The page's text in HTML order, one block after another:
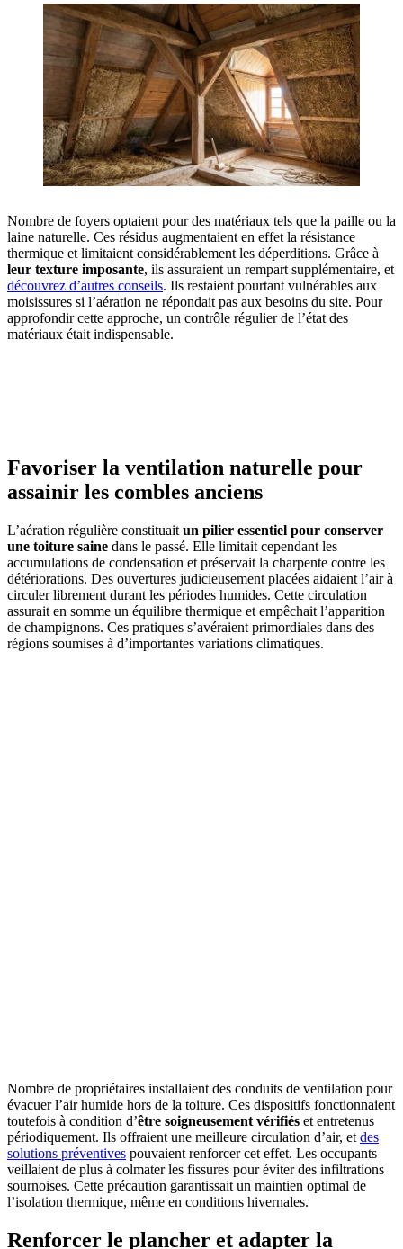
Nombre de foyers optaient pour des matériaux tels que la paille ou la
laine naturelle. Ces résidus augmentaient en effet la résistance
thermique et limitaient considérablement les déperditions. Grâce à
leur texture imposante, ils assuraient un rempart supplémentaire, et
découvrez d’autres conseils. Ils restaient pourtant vulnérables aux
moisissures si l’aération ne répondait pas aux besoins du site. Pour
approfondir cette approche, un contrôle régulier de l’état des
matériaux était indispensable.
Favoriser la ventilation naturelle pour
assainir les combles anciens
L’aération régulière constituait un pilier essentiel pour conserver
une toiture saine dans le passé. Elle limitait cependant les
accumulations de condensation et préservait la charpente contre les
détériorations. Des ouvertures judicieusement placées aidaient l’air à
circuler librement durant les périodes humides. Cette circulation
assurait en somme un équilibre thermique et empêchait l’apparition
de champignons. Ces pratiques s’avéraient primordiales dans des
régions soumises à d’importantes variations climatiques.
Nombre de propriétaires installaient des conduits de ventilation pour
évacuer l’air humide hors de la toiture. Ces dispositifs fonctionnaient
toutefois à condition d’être soigneusement vérifiés et entretenus
périodiquement. Ils offraient une meilleure circulation d’air, et des
solutions préventives pouvaient renforcer cet effet. Les occupants
veillaient de plus à colmater les fissures pour éviter des infiltrations
sournoises. Cette précaution garantissait un maintien optimal de
l’isolation thermique, même en conditions hivernales.
Renforcer le plancher et adapter la